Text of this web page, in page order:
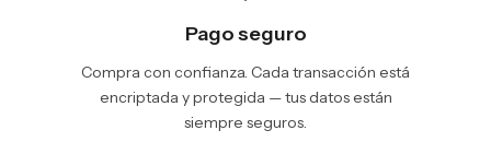
Pago seguro
Compra con confianza. Cada transacción está
encriptada y protegida — tus datos están
siempre seguros.